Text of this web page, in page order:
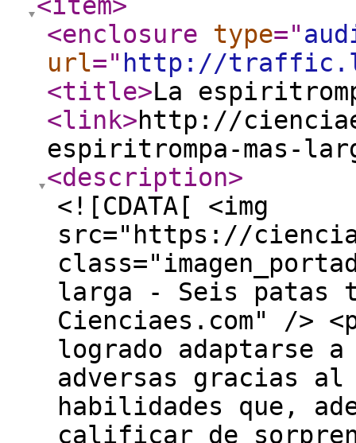
<enclosure
type="
url=" http://
<title>La
<link>http://
espiritrompa-mas-
<description>
<![CDATA[ <img
src="https://
larga - Seis patas
Cienciaes.com" />
logrado adaptarse
adversas gracias
habilidades que,
calificar de